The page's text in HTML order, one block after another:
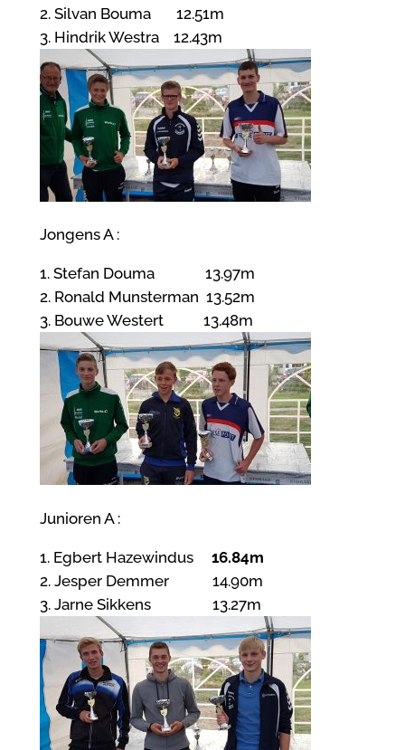
2. Silvan Bouma 12.51m
3. Hindrik Westra 12.43m
Jongens A :
1. Stefan Douma 13.97m
2. Ronald Munsterman 13.52m
3. Bouwe Westert 13.48m
Junioren A :
1. Egbert Hazewindus 16.84m
2. Jesper Demmer 14.90m
3. Jarne Sikkens 13.27m